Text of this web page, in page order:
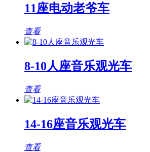
11座电动老爷车
查看
8-10人座音乐观光车
查看
14-16座音乐观光车
查看